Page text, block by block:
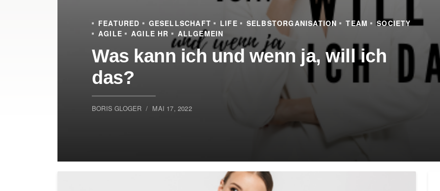
FEATURED GESELLSCHAFT LIFE SELBSTORGANISATION TEAM
SOCIETY
AGILE
AGILE HR ALLGEMEIN
Was kann ich und wenn ja, will ich
das?
BORIS GLOGER MAI 17, 2022